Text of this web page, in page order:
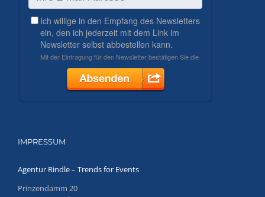
IMPRESSUM
Agentur Rindle – Trends for Events
Prinzendamm 20